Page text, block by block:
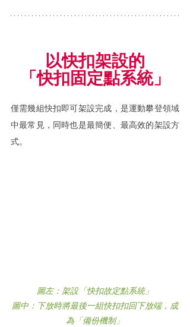
以快扣架設的
「快扣固定點系統」
僅需幾組快扣即可架設完成，是運動攀登領域
中最常見，同時也是最簡便、最高效的架設方
式。
圖左：架設「快扣故定點系統」
圖中：下放時將最後一組快扣扣回下放端，成
為「備份機制」